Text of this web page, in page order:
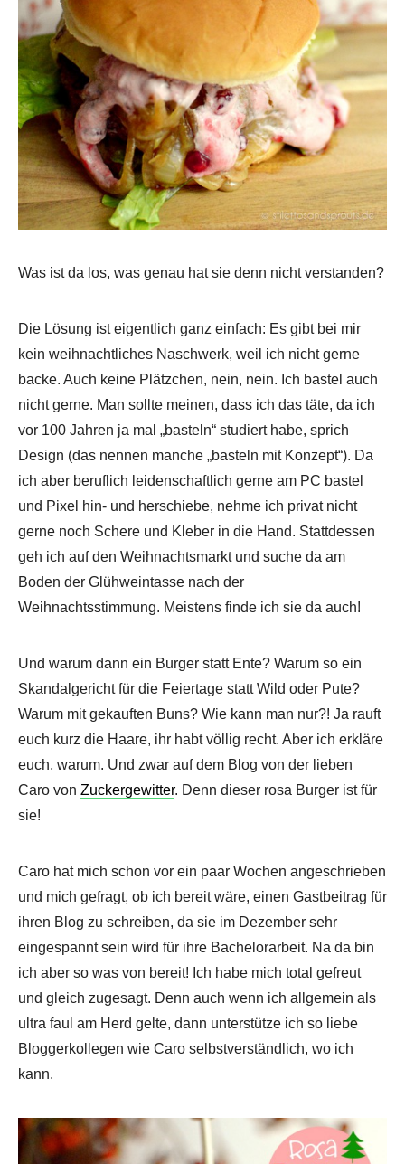
Was ist da los, was genau hat sie denn nicht verstanden?
Die Lösung ist eigentlich ganz einfach: Es gibt bei mir
kein weihnachtliches Naschwerk, weil ich nicht gerne
backe. Auch keine Plätzchen, nein, nein. Ich bastel auch
nicht gerne. Man sollte meinen, dass ich das täte, da ich
vor 100 Jahren ja mal „basteln“ studiert habe, sprich
Design (das nennen manche „basteln mit Konzept“). Da
ich aber beruflich leidenschaftlich gerne am PC bastel
und Pixel hin- und herschiebe, nehme ich privat nicht
gerne noch Schere und Kleber in die Hand. Stattdessen
geh ich auf den Weihnachtsmarkt und suche da am
Boden der Glühweintasse nach der
Weihnachtsstimmung. Meistens finde ich sie da auch!
Und warum dann ein Burger statt Ente? Warum so ein
Skandalgericht für die Feiertage statt Wild oder Pute?
Warum mit gekauften Buns? Wie kann man nur?! Ja rauft
euch kurz die Haare, ihr habt völlig recht. Aber ich erkläre
euch, warum. Und zwar auf dem Blog von der lieben
Caro von Zuckergewitter. Denn dieser rosa Burger ist für
sie!
Caro hat mich schon vor ein paar Wochen angeschrieben
und mich gefragt, ob ich bereit wäre, einen Gastbeitrag für
ihren Blog zu schreiben, da sie im Dezember sehr
eingespannt sein wird für ihre Bachelorarbeit. Na da bin
ich aber so was von bereit! Ich habe mich total gefreut
und gleich zugesagt. Denn auch wenn ich allgemein als
ultra faul am Herd gelte, dann unterstütze ich so liebe
Bloggerkollegen wie Caro selbstverständlich, wo ich
kann.